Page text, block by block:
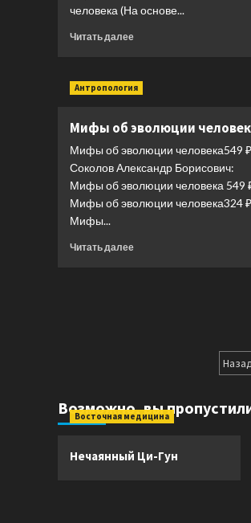
человека (На основе...
Читать далееПрочитать
Атлас
анатомии
с
реальностью
Антропология
Мифы об эволюции
Мифы об эволюции человека549 ₽
Соколов Александр Борисович:
Мифы об эволюции человека 549
Мифы об эволюции человека324 ₽
Мифы...
Читать далееПрочитать
Возможно, вы
Восточная медицина
Нечаянный Ци-Гун